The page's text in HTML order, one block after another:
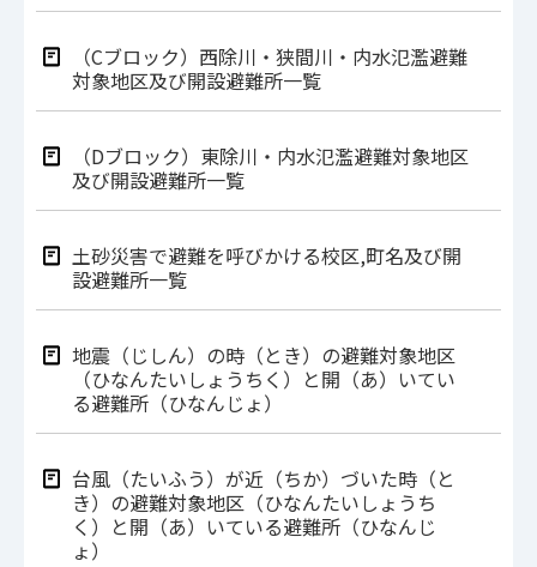
（Cブロック）西除川・狭間川・内水氾濫避難
対象地区及び開設避難所一覧
（Dブロック）東除川・内水氾濫避難対象地区
及び開設避難所一覧
土砂災害で避難を呼びかける校区,町名及び開
設避難所一覧
地震（じしん）の時（とき）の避難対象地区
（ひなんたいしょうちく）と開（あ）いてい
る避難所（ひなんじょ）
台風（たいふう）が近（ちか）づいた時（と
き）の避難対象地区（ひなんたいしょうち
く）と開（あ）いている避難所（ひなんじ
ょ）